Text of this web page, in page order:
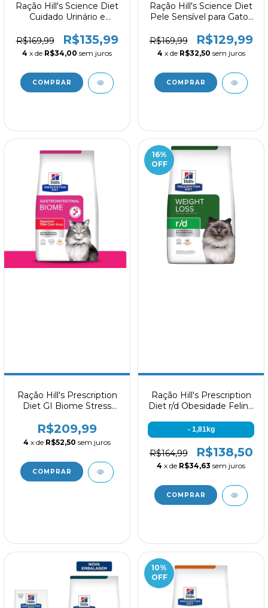
Ração Hill's Science Diet
Cuidado Urinário e
Pelo para Gatos Adultos
Sabor Frango 1.5kg
R$169,99 R$135,99
4 x de R$34,00 sem juros
Ração Hill's Science Diet
Pele Sensível para Gatos
1.5kg
R$169,99 R$129,99
4 x de R$32,50 sem juros
Ração Hill's Prescription
Diet GI Biome Stress
R$209,99
4 x de R$52,50 sem juros
16%
OFF
Ração Hill's Prescription
Diet r/d Obesidade Felino
- 1,81kg
R$164,99 R$138,50
4 x de R$34,63 sem juros
10%
OFF